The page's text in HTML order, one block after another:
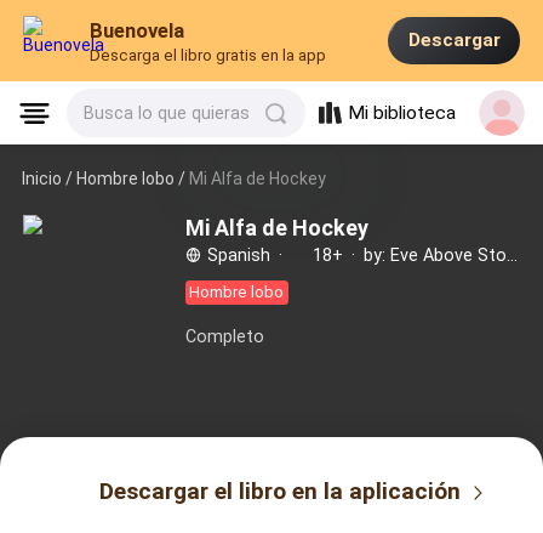
Buenovela
Descarga el libro gratis en la app
Descargar
Busca lo que quieras Mi biblioteca
Inicio /Hombre lobo / Mi Alfa de Hockey
Mi Alfa de Hockey
Spanish · 18+ ·
Hombre lobo
Completo
Descargar el libro en la aplicación